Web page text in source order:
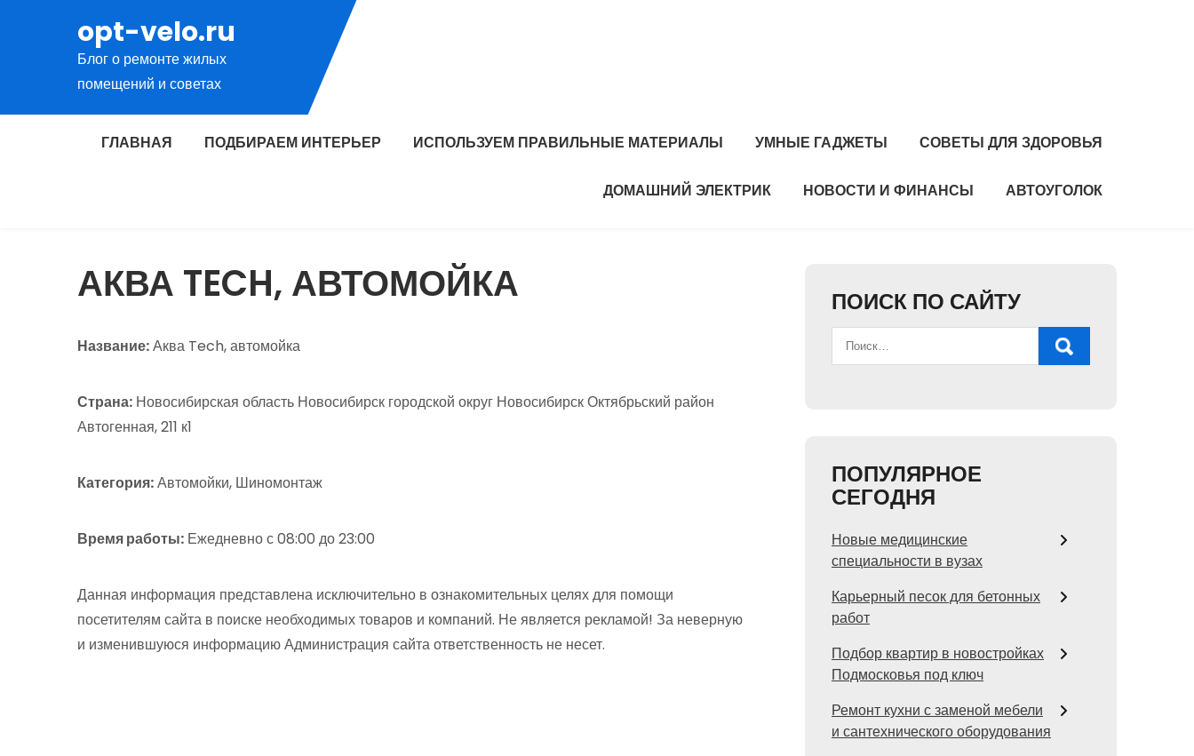
содержимому
opt-velo.ru
Блог о ремонте жилых
помещений и советах
ГЛАВНАЯ ПОДБИРАЕМ ИНТЕРЬЕР ИСПОЛЬЗУЕМ ПРАВИЛЬНЫЕ МАТЕРИАЛЫ УМНЫЕ ГАДЖЕТЫ СОВЕТЫ ДЛЯ ЗДОРОВЬЯ
ДОМАШНИЙ ЭЛЕКТРИК НОВОСТИ И ФИНАНСЫ АВТОУГОЛОК
АКВА TECH, АВТОМОЙКА
Название:Аква Tech, автомойка
Страна: Новосибирская область Новосибирск городской округ Новосибирск Октябрьский район
Автогенная, 211 к1
Категория:Автомойки, Шиномонтаж
Время работы: Ежедневно с 08:00 до 23:00
Данная информация представлена исключительно в ознакомительных целях для помощи
посетителям сайта в поиске необходимых товаров и компаний. Не является рекламой! За неверную
и изменившуюся информацию Администрация сайта ответственность не несет.
ПОИСК ПО САЙТУ
ПОПУЛЯРНОЕ
СЕГОДНЯ
Новые медицинские
специальности в вузах
Карьерный песок для бетонных
работ
Подбор квартир в новостройках
Подмосковья под ключ
Ремонт кухни с заменой мебели
и сантехнического оборудования